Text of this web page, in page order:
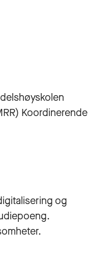
Koordinerende
og